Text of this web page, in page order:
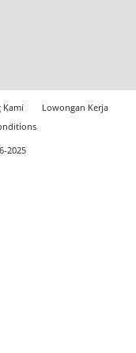
Kami
Lowongan Kerja
2025